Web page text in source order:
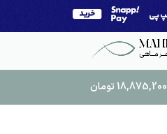
18,875,200 تومان